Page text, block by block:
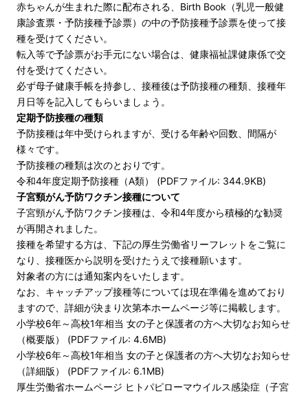
赤ちゃんが生まれた際に配布される、Birth Book（乳児一般健
康診査票・予防接種予診票）の中の予防接種予診票を使って接
種を受けてください。
転入等で予診票がお手元にない場合は、健康福祉課健康係で交
付を受けてください。
必ず母子健康手帳を持参し、接種後は予防接種の種類、接種年
月日等を記入してもらいましょう。
定期予防接種の種類
予防接種は年中受けられますが、受ける年齢や回数、間隔が
様々です。
予防接種の種類は次のとおりです。
令和4年度定期予防接種（A類） (PDFファイル: 344.9KB)
子宮頸がん予防ワクチン接種について
子宮頸がん予防ワクチン接種は、令和4年度から積極的な勧奨
が再開されました。
接種を希望する方は、下記の厚生労働省リーフレットをご覧に
なり、接種医から説明を受けたうえで接種願います。
対象者の方には通知案内をいたします。
なお、キャッチアップ接種等については現在準備を進めており
ますので、詳細が決まり次第本ホームページ等に掲載します。
小学校6年～高校1年相当 女の子と保護者の方へ大切なお知らせ
（概要版） (PDFファイル: 4.6MB)
小学校6年～高校1年相当 女の子と保護者の方へ大切なお知らせ
（詳細版） (PDFファイル: 6.1MB)
厚生労働省ホームページ ヒトパピローマウイルス感染症（子宮